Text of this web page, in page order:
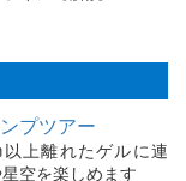
プツアー
上離れたゲルに連
空を楽しめます